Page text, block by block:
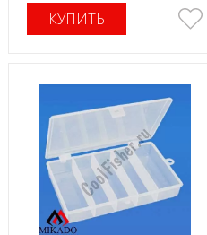
КУПИТЬ